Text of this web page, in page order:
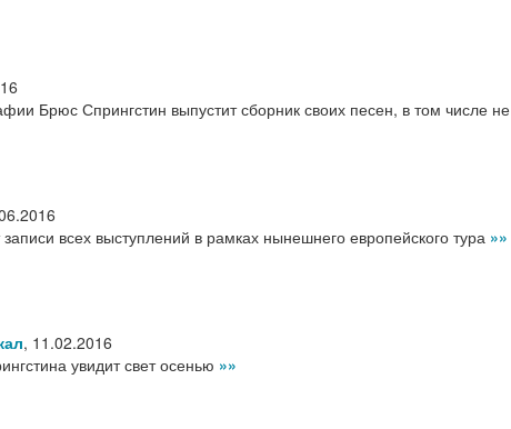
Брюс Спрингстин выпустит сборник своих песен, в том числе не
всех выступлений в рамках нынешнего европейского тура »»
, 11.02.2016
увидит свет осенью »»